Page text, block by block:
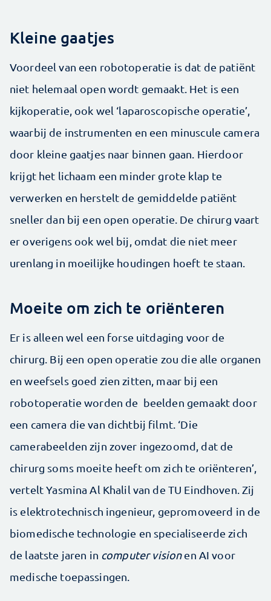
Kleine gaatjes
Voordeel van een robotoperatie is dat de patiënt
niet helemaal open wordt gemaakt. Het is een
kijkoperatie, ook wel ‘laparoscopische operatie’,
waarbij de instrumenten en een minuscule camera
door kleine gaatjes naar binnen gaan. Hierdoor
krijgt het lichaam een minder grote klap te
verwerken en herstelt de gemiddelde patiënt
sneller dan bij een open operatie. De chirurg vaart
er overigens ook wel bij, omdat die niet meer
urenlang in moeilijke houdingen hoeft te staan.
Moeite om zich te oriënteren
Er is alleen wel een forse uitdaging voor de
chirurg. Bij een open operatie zou die alle organen
en weefsels goed zien zitten, maar bij een
robotoperatie worden de beelden gemaakt door
een camera die van dichtbij filmt. ‘Die
camerabeelden zijn zover ingezoomd, dat de
chirurg soms moeite heeft om zich te oriënteren’,
vertelt Yasmina Al Khalil van de TU Eindhoven. Zij
is elektrotechnisch ingenieur, gepromoveerd in de
biomedische technologie en specialiseerde zich
de laatste jaren in computer visionen AI voor
medische toepassingen.